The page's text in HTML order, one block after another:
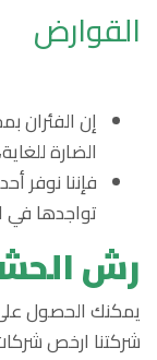
القوارض
إن الفئران
الضارة
فإننا نوفر
تواجدها في
رش
يمكنك الحصول
شركتنا ارخص